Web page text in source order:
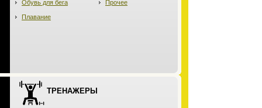
Обувь для бега
Плавание
Прочее
ТРЕНАЖЕРЫ